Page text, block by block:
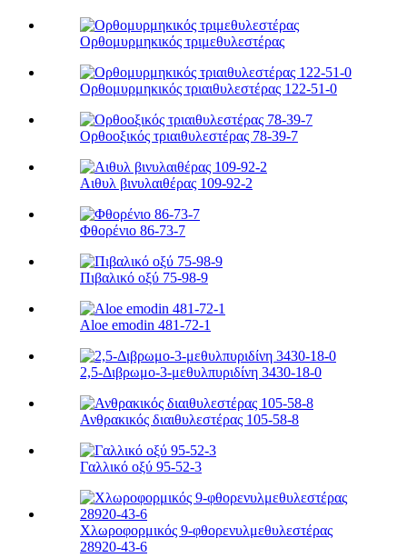
Ορθομυρμηκικός τριμεθυλεστέρας
Ορθομυρμηκικός τριαιθυλεστέρας 122-51-0
Ορθοοξικός τριαιθυλεστέρας 78-39-7
Αιθυλ βινυλαιθέρας 109-92-2
Φθορένιο 86-73-7
Πιβαλικό οξύ 75-98-9
Aloe emodin 481-72-1
2,5-Διβρωμο-3-μεθυλπυριδίνη 3430-18-0
Ανθρακικός διαιθυλεστέρας 105-58-8
Γαλλικό οξύ 95-52-3
Χλωροφορμικός 9-φθορενυλμεθυλεστέρας
28920-43-6